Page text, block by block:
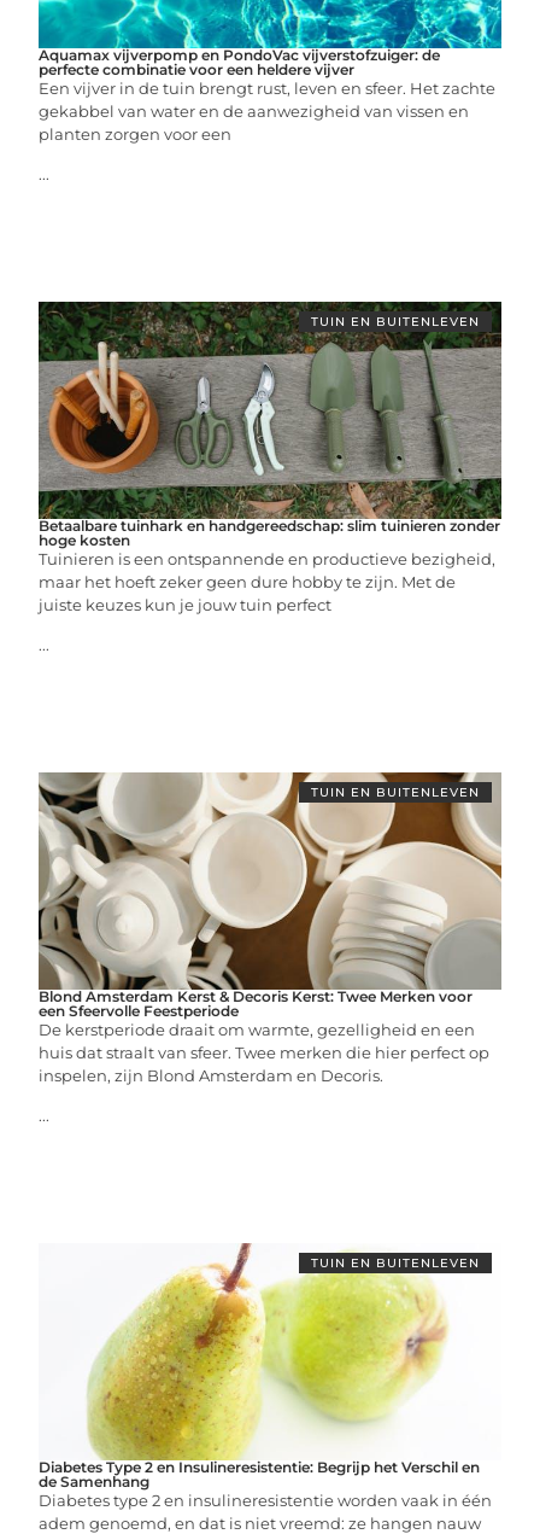
Aquamax vijverpomp en PondoVac vijverstofzuiger: de
perfecte combinatie voor een heldere vijver
Een vijver in de tuin brengt rust, leven en sfeer. Het zachte
gekabbel van water en de aanwezigheid van vissen en
planten zorgen voor een
...
TUIN EN BUITENLEVEN
Betaalbare tuinhark en handgereedschap: slim tuinieren zonder
hoge kosten
Tuinieren is een ontspannende en productieve bezigheid,
maar het hoeft zeker geen dure hobby te zijn. Met de
juiste keuzes kun je jouw tuin perfect
...
TUIN EN BUITENLEVEN
Blond Amsterdam Kerst & Decoris Kerst: Twee Merken voor
een Sfeervolle Feestperiode
De kerstperiode draait om warmte, gezelligheid en een
huis dat straalt van sfeer. Twee merken die hier perfect op
inspelen, zijn Blond Amsterdam en Decoris.
...
TUIN EN BUITENLEVEN
Diabetes Type 2 en Insulineresistentie: Begrijp het Verschil en
de Samenhang
Diabetes type 2 en insulineresistentie worden vaak in één
adem genoemd, en dat is niet vreemd: ze hangen nauw